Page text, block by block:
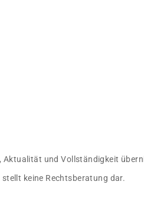
und Vollständigkeit
keine Rechtsberatung dar.